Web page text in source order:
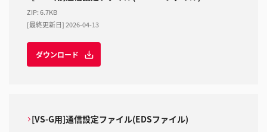
ZIP:6.7KB
[最終更新日] 2026-04-13
ダウンロード
[VS-G用]通信設定ファイル(EDSファイル)